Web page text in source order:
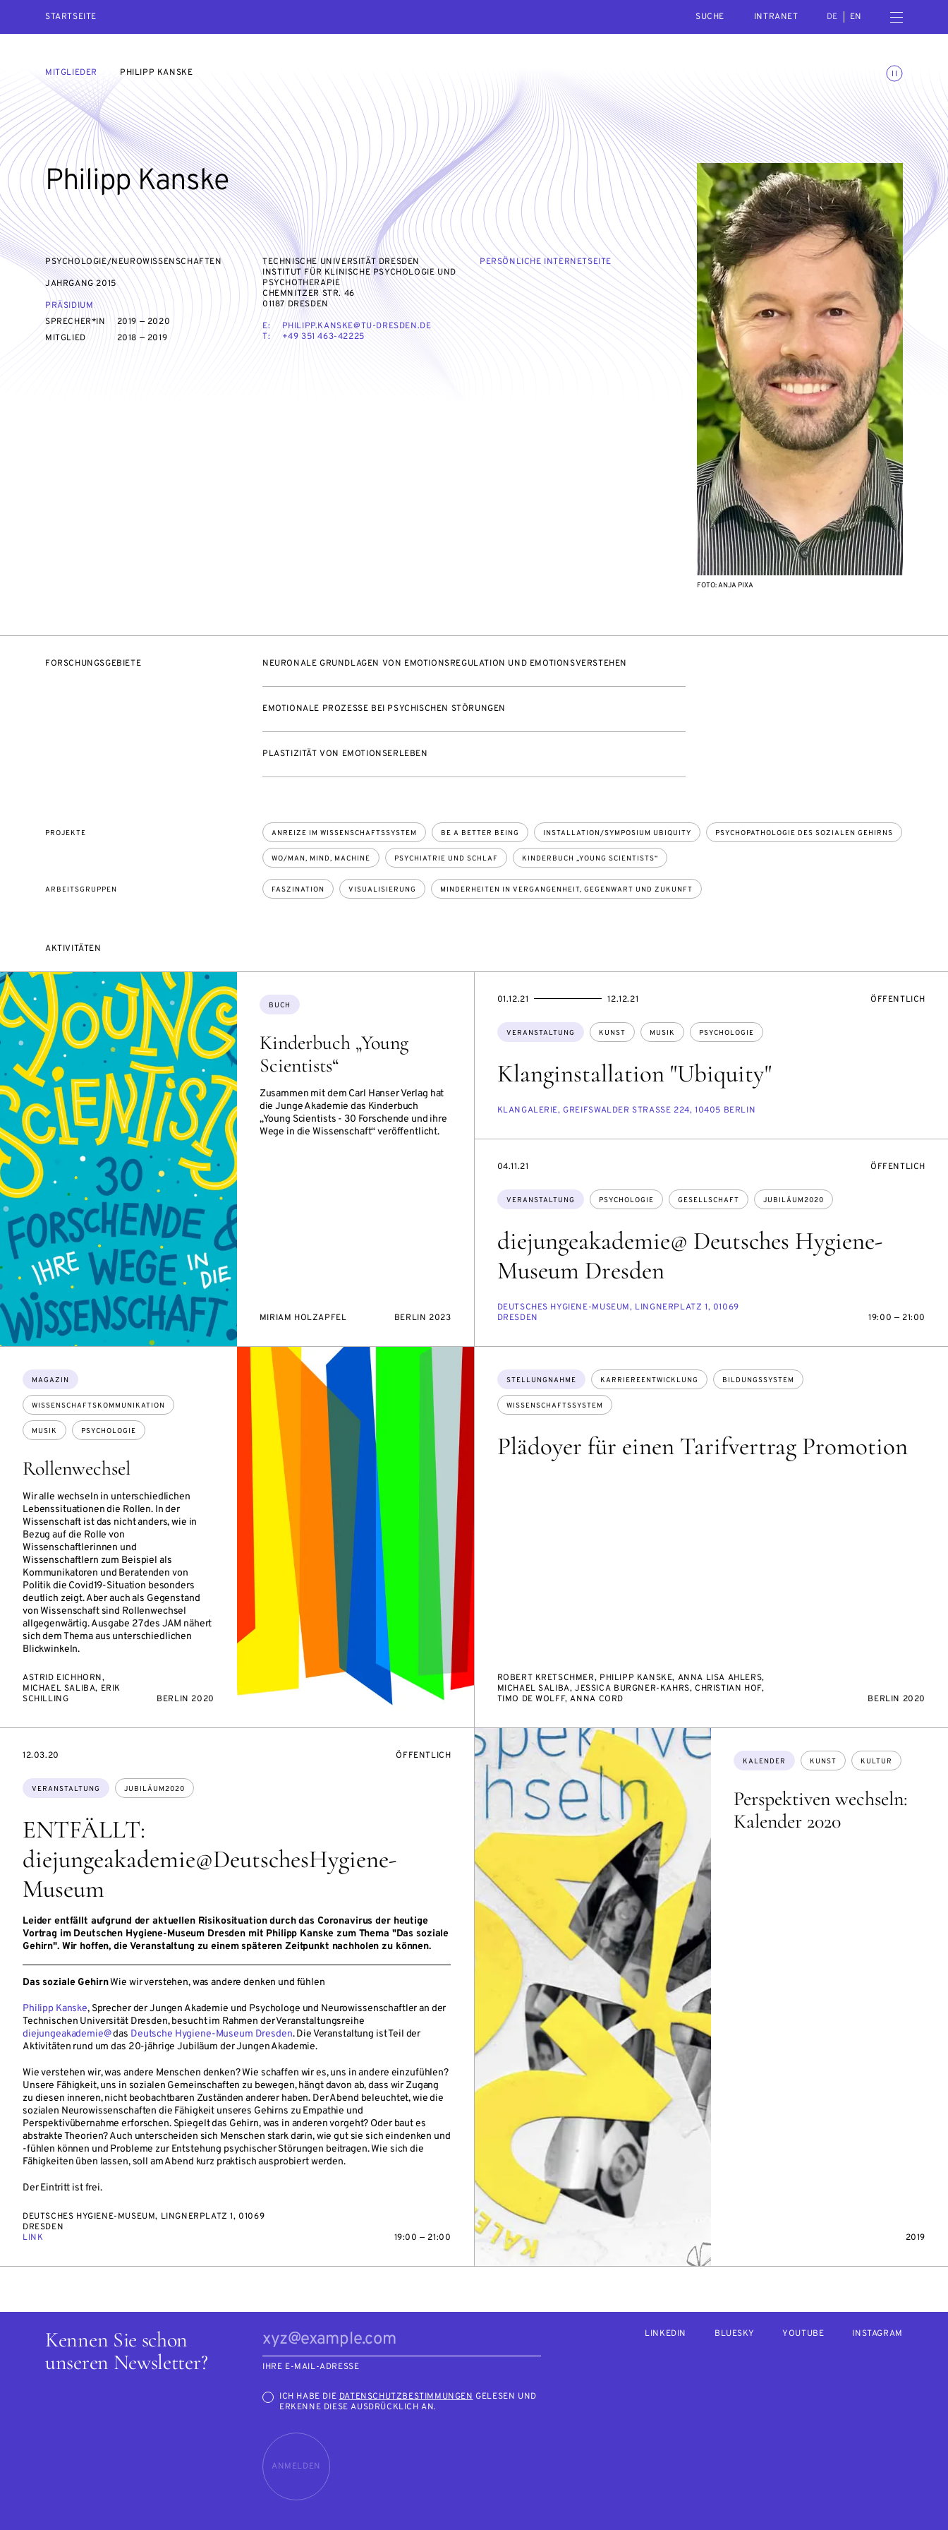
STARTSEITE
INTRANET
DE EN Menü öffnen
Animationen umschalten
MITGLIEDER PHILIPP KANSKE
Philipp Kanske
PSYCHOLOGIE/NEUROWISSENSCHAFTEN
JAHRGANG 2015
PRÄSIDIUM
SPRECHER*IN
2019 — 2020
MITGLIED
2018 — 2019
TECHNISCHE UNIVERSITÄT DRESDEN
INSTITUT FÜR KLINISCHE PSYCHOLOGIE UND
PSYCHOTHERAPIE
CHEMNITZER STR. 46
01187 DRESDEN
E:
PHILIPP.KANSKE@TU-DRESDEN.DE
T:
+49 351 463-42225
PERSÖNLICHE INTERNETSEITE
FOTO: ANJA PIXA
FORSCHUNGSGEBIETE NEURONALE GRUNDLAGEN VON EMOTIONSREGULATION UND EMOTIONSVERSTEHEN
EMOTIONALE PROZESSE BEI PSYCHISCHEN STÖRUNGEN
PLASTIZITÄT VON EMOTIONSERLEBEN
PROJEKTE ANREIZE IM WISSENSCHAFTSSYSTEM BE A BETTER BEING INSTALLATION/SYMPOSIUM UBIQUITY PSYCHOPATHOLOGIE DES SOZIALEN GEHIRNS
WO/MAN, MIND, MACHINE PSYCHIATRIE UND SCHLAF KINDERBUCH „YOUNG SCIENTISTS“
ARBEITSGRUPPEN FASZINATION VISUALISIERUNG MINDERHEITEN IN VERGANGENHEIT, GEGENWART UND ZUKUNFT
AKTIVITÄTEN
Kinderbuch „Young
Scientists“
Zusammen mit dem Carl Hanser Verlag hat
die Junge Akademie das Kinderbuch
„Young Scientists - 30 Forschende und ihre
Wege in die Wissenschaft“ veröffentlicht.
Themen:
BUCH
MIRIAM HOLZAPFEL BERLIN 2023
Klanginstallation "Ubiquity"
Themen:
VERANSTALTUNG KUNST MUSIK PSYCHOLOGIE
EVENTBEGINSON
01.12.21
EVENTENDSON 12.12.21 ÖFFENTLICH
KLANGALERIE, GREIFSWALDER STRASSE 224, 10405 BERLIN
diejungeakademie@ Deutsches Hygiene-
Museum Dresden
Themen:
VERANSTALTUNG PSYCHOLOGIE GESELLSCHAFT JUBILÄUM2020
EVENTBEGINSON
04.11.21 ÖFFENTLICH
DEUTSCHES HYGIENE-MUSEUM, LINGNERPLATZ 1, 01069
DRESDEN
19:00 — 21:00
Rollenwechsel
Wir alle wechseln in unterschiedlichen
Lebenssituationen die Rollen. In der
Wissenschaft ist das nicht anders, wie in
Bezug auf die Rolle von
Wissenschaftlerinnen und
Wissenschaftlern zum Beispiel als
Kommunikatoren und Beratenden von
Politik die Covid19-Situation besonders
deutlich zeigt. Aber auch als Gegenstand
von Wissenschaft sind Rollenwechsel
allgegenwärtig. Ausgabe 27 des JAM nähert
sich dem Thema aus unterschiedlichen
Blickwinkeln.
Themen:
MAGAZIN
WISSENSCHAFTSKOMMUNIKATION
MUSIK PSYCHOLOGIE
ASTRID EICHHORN,
MICHAEL SALIBA, ERIK
SCHILLING
BERLIN 2020
Plädoyer für einen Tarifvertrag Promotion
Themen:
STELLUNGNAHME KARRIEREENTWICKLUNG BILDUNGSSYSTEM
WISSENSCHAFTSSYSTEM
ROBERT KRETSCHMER, PHILIPP KANSKE, ANNA LISA AHLERS,
MICHAEL SALIBA, JESSICA BURGNER-KAHRS, CHRISTIAN HOF,
TIMO DE WOLFF, ANNA CORD
BERLIN 2020
ENTFÄLLT:
diejungeakademie@DeutschesHygiene-
Museum
Leider entfällt aufgrund der aktuellen Risikosituation durch das Coronavirus der heutige
Vortrag im Deutschen Hygiene-Museum Dresden mit Philipp Kanske zum Thema "Das soziale
Gehirn". Wir hoffen, die Veranstaltung zu einem späteren Zeitpunkt nachholen zu können.
Das soziale GehirnWie wir verstehen, was andere denken und fühlen
Philipp Kanske, Sprecher der Jungen Akademie und Psychologe und Neurowissenschaftler an der
Technischen Universität Dresden, besucht im Rahmen der Veranstaltungsreihe
diejungeakademie@das Deutsche Hygiene-Museum Dresden. Die Veranstaltung ist Teil der
Aktivitäten rund um das 20-jährige Jubiläum der Jungen Akademie.
Wie verstehen wir, was andere Menschen denken? Wie schaffen wir es, uns in andere einzufühlen?
Unsere Fähigkeit, uns in sozialen Gemeinschaften zu bewegen, hängt davon ab, dass wir Zugang
zu diesen inneren, nicht beobachtbaren Zuständen anderer haben. Der Abend beleuchtet, wie die
sozialen Neurowissenschaften die Fähigkeit unseres Gehirns zu Empathie und
Perspektivübernahme erforschen. Spiegelt das Gehirn, was in anderen vorgeht? Oder baut es
abstrakte Theorien? Auch unterscheiden sich Menschen stark darin, wie gut sie sich eindenken und
-fühlen können und Probleme zur Entstehung psychischer Störungen beitragen. Wie sich die
Fähigkeiten üben lassen, soll am Abend kurz praktisch ausprobiert werden.
Der Eintritt ist frei.
Themen:
VERANSTALTUNG JUBILÄUM2020
EVENTBEGINSON
12.03.20 VERANSTALTUNGSZUGANG:
ÖFFENTLICH
DEUTSCHES HYGIENE-MUSEUM, LINGNERPLATZ 1, 01069
DRESDEN
LINK
19:00 — 21:00
Perspektiven wechseln:
Kalender 2020
Themen:
KALENDER KUNST KULTUR
2019
Kennen Sie schon
unseren Newsletter?
IHRE E-MAIL-ADRESSE
ICH HABE DIEDATENSCHUTZBESTIMMUNGENGELESEN UND
ERKENNE DIESE AUSDRÜCKLICH AN.
ANMELDEN
LINKEDIN BLUESKY YOUTUBE INSTAGRAM